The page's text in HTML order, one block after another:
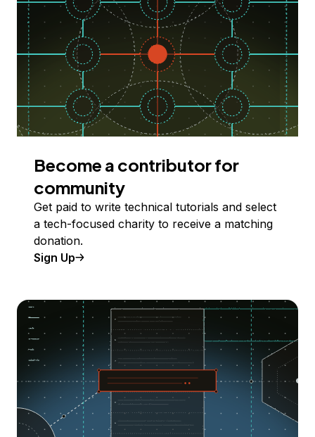
Become a contributor for
community
Get paid to write technical tutorials and select
a tech-focused charity to receive a matching
donation.
Sign Up